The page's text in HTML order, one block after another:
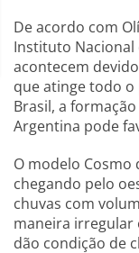
De acordo com
Instituto Nacional
acontecem
que atinge todo o
Brasil, a
Argentina pode
O modelo
chegando pelo
chuvas com
maneira irregular
dão condição de